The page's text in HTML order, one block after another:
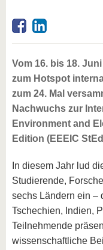
Vom 16. bis 18.
zum Hotspot
zum 24. Mal
Nachwuchs zur
Environment and
Edition (EEEIC
In diesem Jahr lud
Studierende,
sechs Ländern ein –
Tschechien, Indien,
Teilnehmende
wissenschaftliche